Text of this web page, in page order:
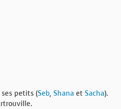
petits (Seb, Shana et Sacha).